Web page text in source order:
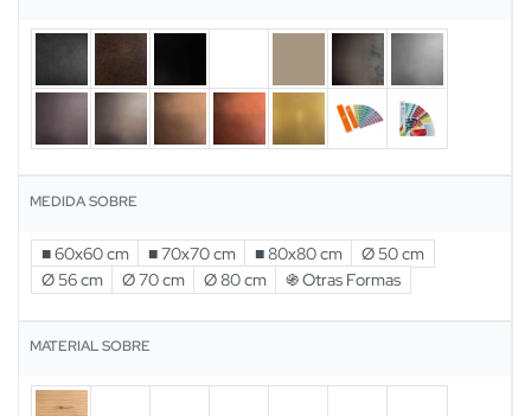
MEDIDA SOBRE
■ 60x60 cm ■ 70x70 cm ■ 80x80 cm
Ø 50 cm
Ø 56 cm
Ø 70 cm Ø 80 cm ֍ Otras Formas
MATERIAL SOBRE